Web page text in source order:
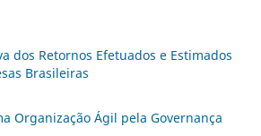
dos Retornos Efetuados e Estimados
Brasileiras
Organização Ágil pela Governança